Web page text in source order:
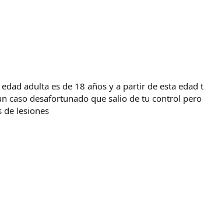
adulta es de 18 años y a partir de esta edad
caso desafortunado que salio de tu control pero
de lesiones